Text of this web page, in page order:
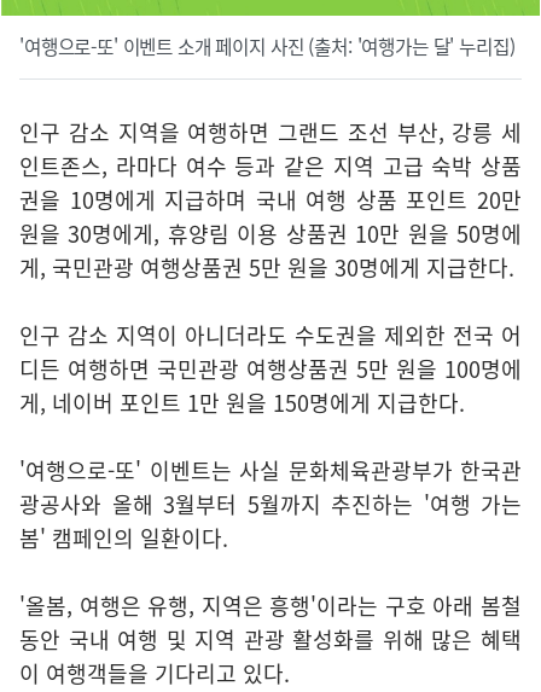
'여행으로-또' 이벤트 소개 페이지 사진 (출처: '여행가는 달' 누리집)
인구 감소 지역을 여행하면 그랜드 조선 부산, 강릉 세
인트존스, 라마다 여수 등과 같은 지역 고급 숙박 상품
권을 10명에게 지급하며 국내 여행 상품 포인트 20만
원을 30명에게, 휴양림 이용 상품권 10만 원을 50명에
게, 국민관광 여행상품권 5만 원을 30명에게 지급한다.
인구 감소 지역이 아니더라도 수도권을 제외한 전국 어
디든 여행하면 국민관광 여행상품권 5만 원을 100명에
게, 네이버 포인트 1만 원을 150명에게 지급한다.
'여행으로-또' 이벤트는 사실 문화체육관광부가 한국관
광공사와 올해 3월부터 5월까지 추진하는 '여행 가는
봄' 캠페인의 일환이다.
'올봄, 여행은 유행, 지역은 흥행'이라는 구호 아래 봄철
동안 국내 여행 및 지역 관광 활성화를 위해 많은 혜택
이 여행객들을 기다리고 있다.